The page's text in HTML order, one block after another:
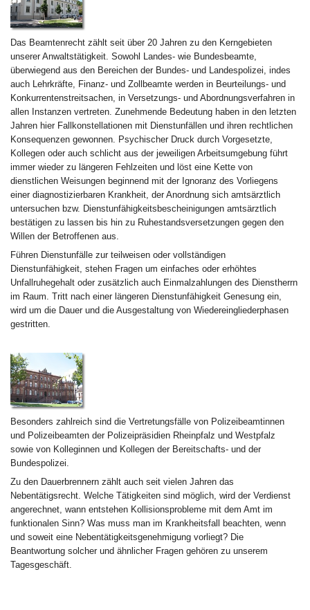
Das Beamtenrecht zählt seit über 20 Jahren zu den Kerngebieten
unserer Anwaltstätigkeit. Sowohl Landes- wie Bundesbeamte,
überwiegend aus den Bereichen der Bundes- und Landespolizei, indes
auch Lehrkräfte, Finanz- und Zollbeamte werden in Beurteilungs- und
Konkurrentenstreitsachen, in Versetzungs- und Abordnungsverfahren in
allen Instanzen vertreten. Zunehmende Bedeutung haben in den letzten
Jahren hier Fallkonstellationen mit Dienstunfällen und ihren rechtlichen
Konsequenzen gewonnen. Psychischer Druck durch Vorgesetzte,
Kollegen oder auch schlicht aus der jeweiligen Arbeitsumgebung führt
immer wieder zu längeren Fehlzeiten und löst eine Kette von
dienstlichen Weisungen beginnend mit der Ignoranz des Vorliegens
einer diagnostizierbaren Krankheit, der Anordnung sich amtsärztlich
untersuchen bzw. Dienstunfähigkeitsbescheinigungen amtsärztlich
bestätigen zu lassen bis hin zu Ruhestandsversetzungen gegen den
Willen der Betroffenen aus.
Führen Dienstunfälle zur teilweisen oder vollständigen
Dienstunfähigkeit, stehen Fragen um einfaches oder erhöhtes
Unfallruhegehalt oder zusätzlich auch Einmalzahlungen des Dienstherrn
im Raum. Tritt nach einer längeren Dienstunfähigkeit Genesung ein,
wird um die Dauer und die Ausgestaltung von Wiedereingliederphasen
gestritten.
Besonders zahlreich sind die Vertretungsfälle von Polizeibeamtinnen
und Polizeibeamten der Polizeipräsidien Rheinpfalz und Westpfalz
sowie von Kolleginnen und Kollegen der Bereitschafts- und der
Bundespolizei.
Zu den Dauerbrennern zählt auch seit vielen Jahren das
Nebentätigsrecht. Welche Tätigkeiten sind möglich, wird der Verdienst
angerechnet, wann entstehen Kollisionsprobleme mit dem Amt im
funktionalen Sinn? Was muss man im Krankheitsfall beachten, wenn
und soweit eine Nebentätigkeitsgenehmigung vorliegt? Die
Beantwortung solcher und ähnlicher Fragen gehören zu unserem
Tagesgeschäft.